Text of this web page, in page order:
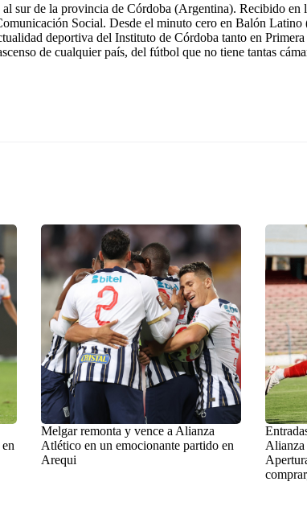
sur de la provincia de Córdoba (Argentina). Recibido en
Social. Desde el minuto cero en Balón Latino
deportiva del Instituto de Córdoba tanto en
de cualquier país, del fútbol que no tiene tantas
Melgar remonta y vence a Alianza
Atlético en un emocionante partido en
Arequi